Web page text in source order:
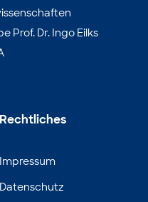
Prof. Dr. Ingo Eilks
Rechtliches
Impressum
Datenschutz